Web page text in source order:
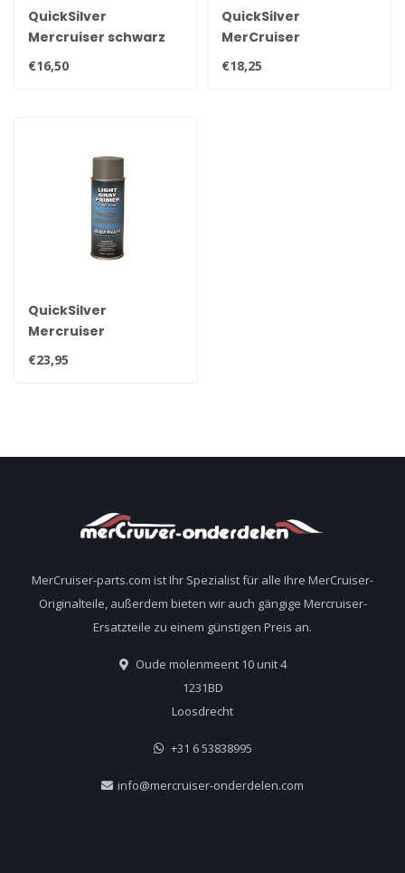
QuickSilver
Mercruiser schwarz
Sprühdose 400ml 92-
€16,50
QuickSilver
MerCruiser
Propellermutternsatz
€18,25
QuickSilver
Mercruiser
Grundierungsspraydose
€23,95
MerCruiser-parts.com ist Ihr Spezialist für alle Ihre MerCruiser-
Originalteile, außerdem bieten wir auch gängige Mercruiser-
Ersatzteile zu einem günstigen Preis an.
Oude molenmeent 10 unit 4
1231BD
Loosdrecht
+31 6 53838995
info@mercruiser-onderdelen.com